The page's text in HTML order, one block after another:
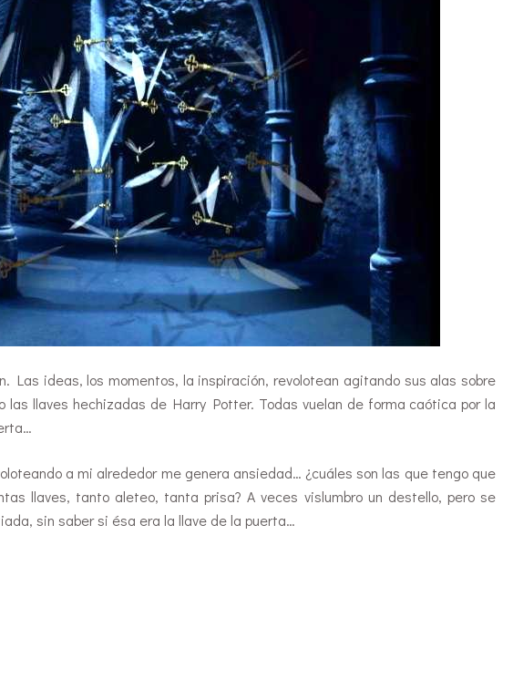
Las ideas, los momentos, la inspiración, revolotean agitando sus alas sobre
llaves hechizadas de Harry Potter. Todas vuelan de forma caótica por la
a mi alrededor me genera ansiedad… ¿cuáles son las que tengo que
llaves, tanto aleteo, tanta prisa? A veces vislumbro un destello, pero se
sin saber si ésa era la llave de la puerta…